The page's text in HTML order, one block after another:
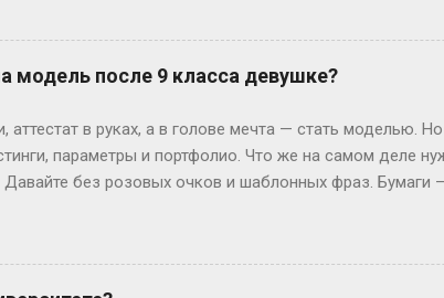
данные — ваши ответы и, гипотетически,
сайты редко хранят что-то ценное прямо в
ответы? Вот и нет их там! Во всяком случае, в
сайтов, ответы можно было случайно напасть в
динамически, после нажатия кнопки. Представьте,
(ваши вопросы и ...
модель после 9 класса девушке?
аттестат в руках, а в голове мечта — стать моделью.
параметры и портфолио. Что же на самом деле
Давайте без розовых очков и шаблонных фраз.
паспорт (или свидетельство о рождении),
И да, если тебе нет 18, подпись родителей — как
испытания — впереди. Рост, вес и другие цифры: где